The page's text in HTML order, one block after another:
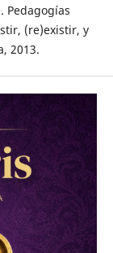
Pedagogías
(re)existir, y
2013.